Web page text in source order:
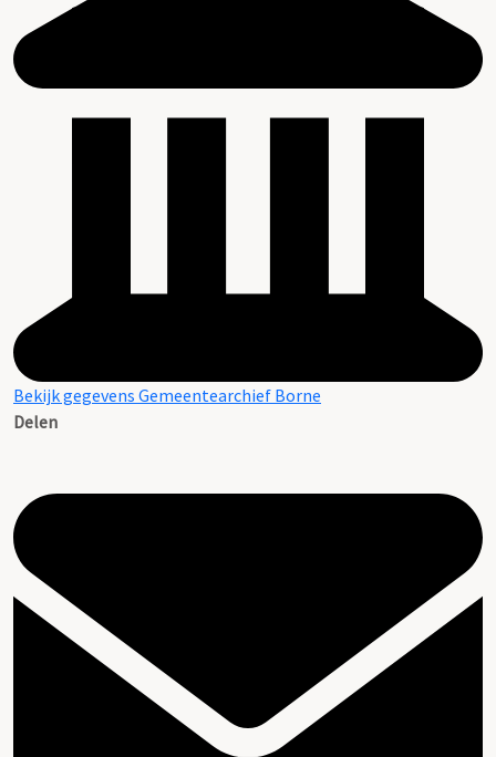
Bekijk gegevens Gemeentearchief Borne
Delen